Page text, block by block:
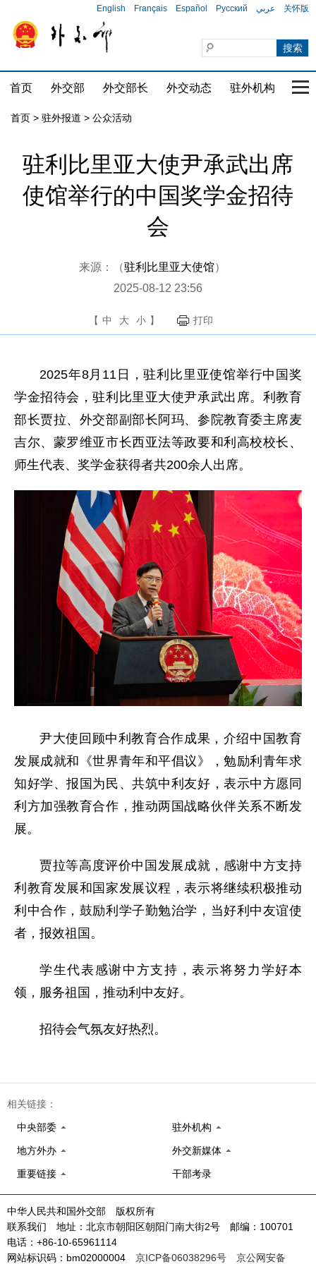
English Français Español Русский عربي 关怀版
首页 外交部 外交部长 外交动态 驻外机构 国
首页 > 驻外报道 > 公众活动
驻利比里亚大使尹承武出席
使馆举行的中国奖学金招待
会
来源：（驻利比里亚大使馆）
2025-08-12 23:56
【 中 大 小 】 打印
2025年8月11日，驻利比里亚使馆举行中国奖
学金招待会，驻利比里亚大使尹承武出席。利教育
部长贾拉、外交部副部长阿玛、参院教育委主席麦
吉尔、蒙罗维亚市长西亚法等政要和利高校校长、
师生代表、奖学金获得者共200余人出席。
尹大使回顾中利教育合作成果，介绍中国教育
发展成就和《世界青年和平倡议》，勉励利青年求
知好学、报国为民、共筑中利友好，表示中方愿同
利方加强教育合作，推动两国战略伙伴关系不断发
展。
贾拉等高度评价中国发展成就，感谢中方支持
利教育发展和国家发展议程，表示将继续积极推动
利中合作，鼓励利学子勤勉治学，当好利中友谊使
者，报效祖国。
学生代表感谢中方支持，表示将努力学好本
领，服务祖国，推动利中友好。
招待会气氛友好热烈。
相关链接：
中央部委 驻外机构
地方外办 外交新媒体
重要链接 干部考录
中华人民共和国外交部 版权所有
联系我们 地址：北京市朝阳区朝阳门南大街2号 邮编：100701
电话：+86-10-65961114
网站标识码：bm02000004 京ICP备06038296号 京公网安备